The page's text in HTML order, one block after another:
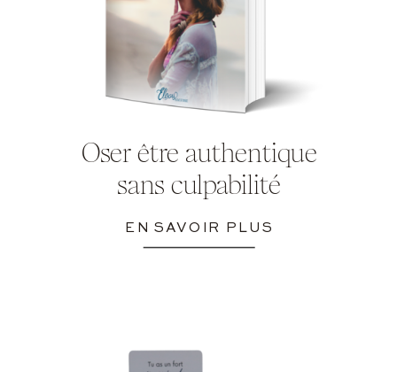
EN SAVOIR PLUS
Oser être authentique
sans culpabilité